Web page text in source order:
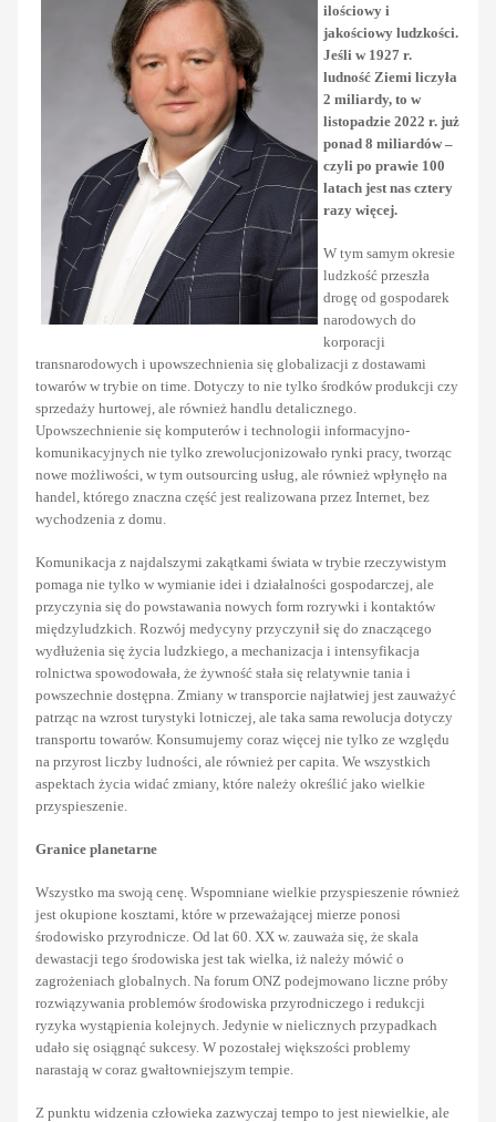
ilościowy i
jakościowy ludzkości.
Jeśli w 1927 r.
ludność Ziemi liczyła
2 miliardy, to w
listopadzie 2022 r. już
ponad 8 miliardów –
czyli po prawie 100
latach jest nas cztery
razy więcej.
W tym samym okresie
ludzkość przeszła
drogę od gospodarek
narodowych do
korporacji
transnarodowych i upowszechnienia się globalizacji z dostawami
towarów w trybie on time. Dotyczy to nie tylko środków produkcji czy
sprzedaży hurtowej, ale również handlu detalicznego.
Upowszechnienie się komputerów i technologii informacyjno-
komunikacyjnych nie tylko zrewolucjonizowało rynki pracy, tworząc
nowe możliwości, w tym outsourcing usług, ale również wpłynęło na
handel, którego znaczna część jest realizowana przez Internet, bez
wychodzenia z domu.
Komunikacja z najdalszymi zakątkami świata w trybie rzeczywistym
pomaga nie tylko w wymianie idei i działalności gospodarczej, ale
przyczynia się do powstawania nowych form rozrywki i kontaktów
międzyludzkich. Rozwój medycyny przyczynił się do znaczącego
wydłużenia się życia ludzkiego, a mechanizacja i intensyfikacja
rolnictwa spowodowała, że żywność stała się relatywnie tania i
powszechnie dostępna. Zmiany w transporcie najłatwiej jest zauważyć
patrząc na wzrost turystyki lotniczej, ale taka sama rewolucja dotyczy
transportu towarów. Konsumujemy coraz więcej nie tylko ze względu
na przyrost liczby ludności, ale również per capita. We wszystkich
aspektach życia widać zmiany, które należy określić jako wielkie
przyspieszenie.
Granice planetarne
Wszystko ma swoją cenę. Wspomniane wielkie przyspieszenie również
jest okupione kosztami, które w przeważającej mierze ponosi
środowisko przyrodnicze. Od lat 60. XX w. zauważa się, że skala
dewastacji tego środowiska jest tak wielka, iż należy mówić o
zagrożeniach globalnych. Na forum ONZ podejmowano liczne próby
rozwiązywania problemów środowiska przyrodniczego i redukcji
ryzyka wystąpienia kolejnych. Jedynie w nielicznych przypadkach
udało się osiągnąć sukcesy. W pozostałej większości problemy
narastają w coraz gwałtowniejszym tempie.
Z punktu widzenia człowieka zazwyczaj tempo to jest niewielkie, ale